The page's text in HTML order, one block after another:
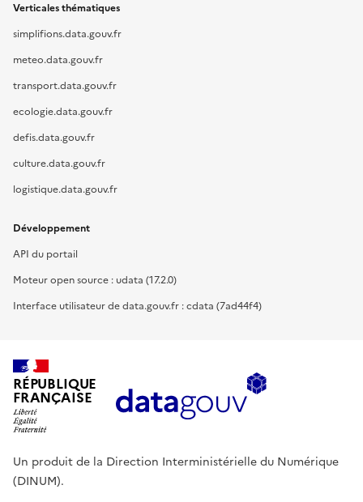
Verticales thématiques
simplifions.data.gouv.fr
meteo.data.gouv.fr
transport.data.gouv.fr
ecologie.data.gouv.fr
defis.data.gouv.fr
culture.data.gouv.fr
logistique.data.gouv.fr
Développement
API du portail
Moteur open source : udata (17.2.0)
Interface utilisateur de data.gouv.fr : cdata (7ad44f4)
RÉPUBLIQUE
FRANÇAISE
Un produit de la Direction Interministérielle du Numérique
(DINUM).